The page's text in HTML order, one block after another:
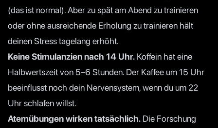
(das ist normal). Aber zu spät am Abend zu trainieren
oder ohne ausreichende Erholung zu trainieren hält
deinen Stress tagelang erhöht.
Keine Stimulanzien nach 14 Uhr. Koffein hat eine
Halbwertszeit von 5–6 Stunden. Der Kaffee um 15 Uhr
beeinflusst noch dein Nervensystem, wenn du um 22
Uhr schlafen willst.
Atemübungen wirken tatsächlich. Die Forschung